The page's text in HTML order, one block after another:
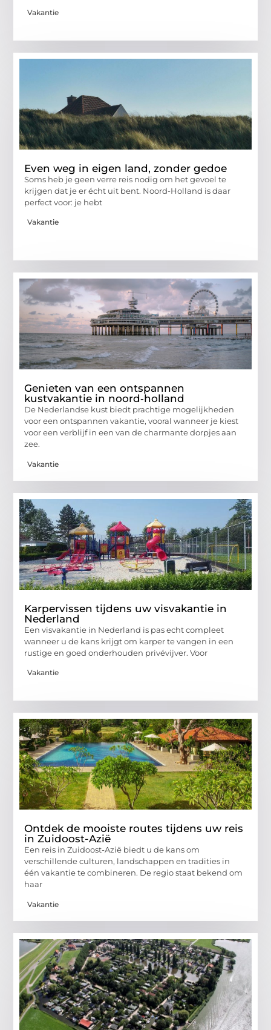
Vakantie
Even weg in eigen land, zonder gedoe
Soms heb je geen verre reis nodig om het gevoel te
krijgen dat je er écht uit bent. Noord-Holland is daar
perfect voor: je hebt
Vakantie
Genieten van een ontspannen
kustvakantie in noord‑holland
De Nederlandse kust biedt prachtige mogelijkheden
voor een ontspannen vakantie, vooral wanneer je kiest
voor een verblijf in een van de charmante dorpjes aan
zee.
Vakantie
Karpervissen tijdens uw visvakantie in
Nederland
Een visvakantie in Nederland is pas echt compleet
wanneer u de kans krijgt om karper te vangen in een
rustige en goed onderhouden privévijver. Voor
Vakantie
Ontdek de mooiste routes tijdens uw reis
in Zuidoost-Azië
Een reis in Zuidoost-Azië biedt u de kans om
verschillende culturen, landschappen en tradities in
één vakantie te combineren. De regio staat bekend om
haar
Vakantie